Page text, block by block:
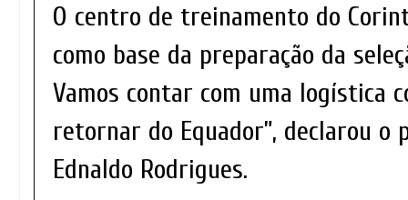
O centro de treinamento do
como base da preparação da
Vamos contar com uma logística
retornar do Equador”, declarou o
Ednaldo Rodrigues.